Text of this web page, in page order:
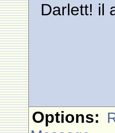
Darlett! il
Options: